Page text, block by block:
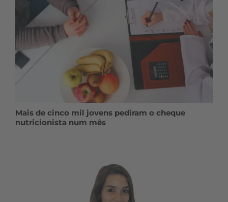
Mais de cinco mil jovens pediram o cheque
nutricionista num mês